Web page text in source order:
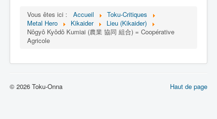
Lieux
Épisodes
Fanservice
Vous êtes ici : Accueil
Toku-Critiques
Metal Hero
Kikaider
Lieu (Kikaider)
Nôgyô Kyôdô Kumiai (農業 協同 組合) = Coopérative
Agricole
Haut de page
© 2026 Toku-Onna